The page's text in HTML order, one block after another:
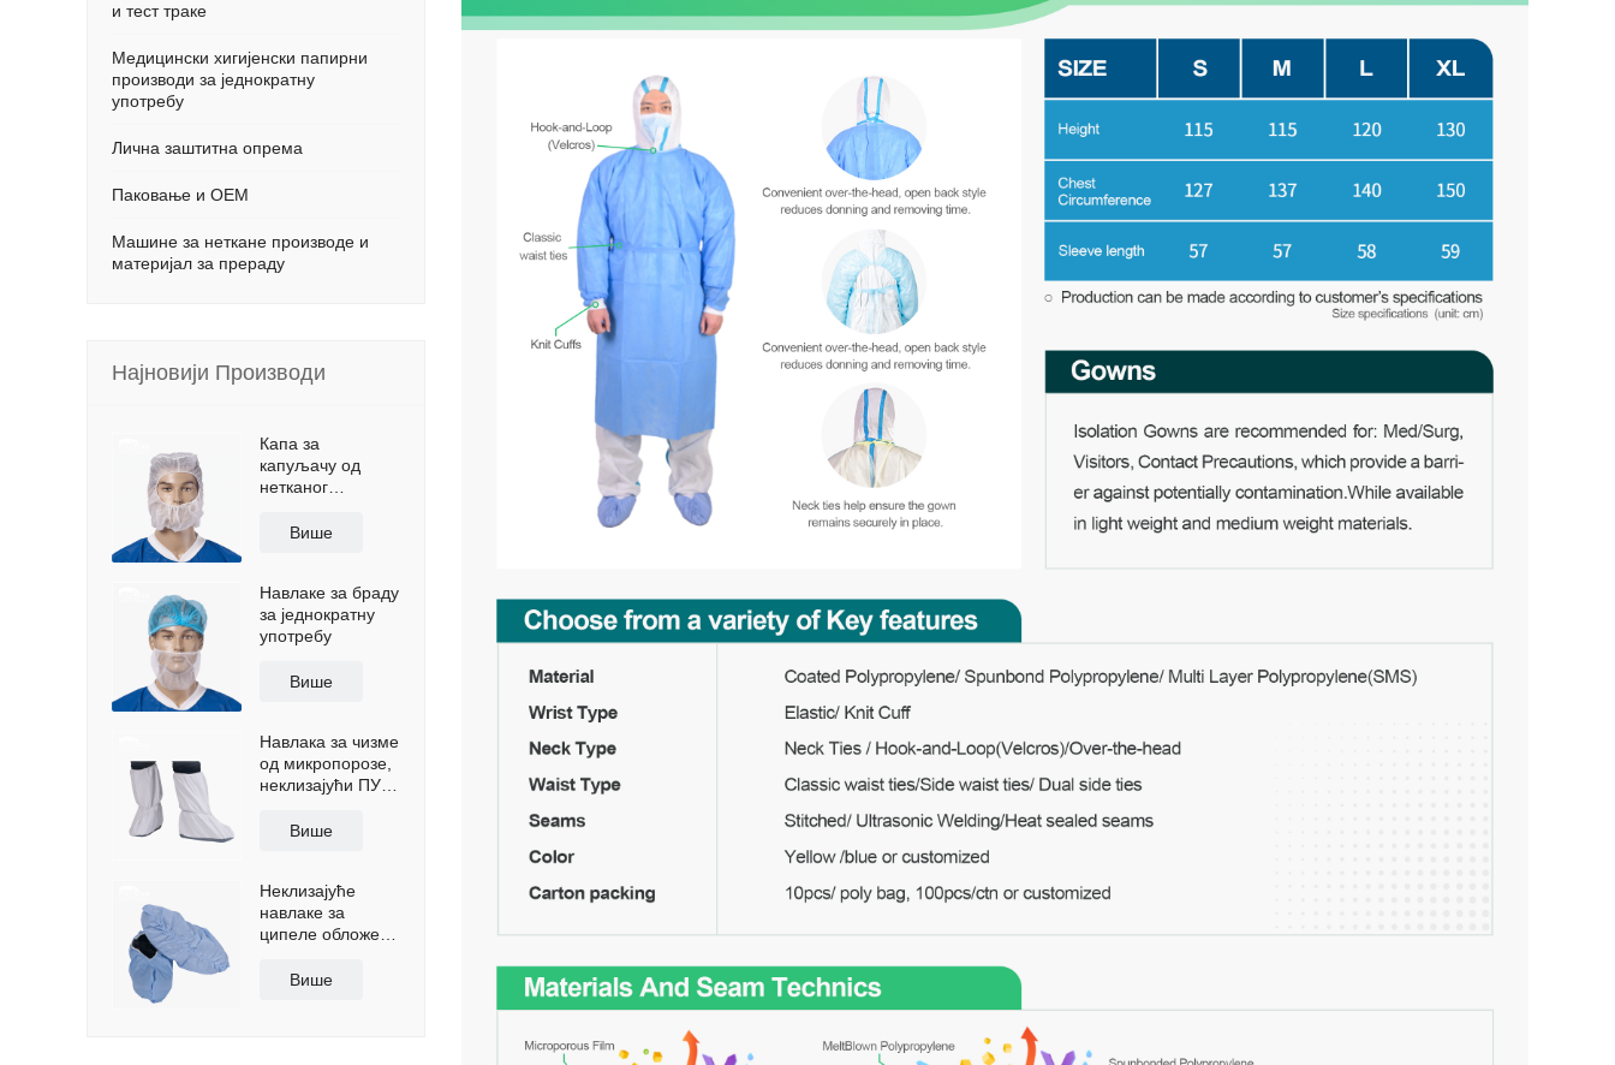
и тест траке
Медицински хигијенски папирни
производи за једнократну
употребу
Лична заштитна опрема
Паковање и ОЕМ
Машине за неткане производе и
материјал за прераду
Најновији Производи
Капа за
капуљачу од
нетканог
једнократну
Више
Навлаке за браду
за једнократну
употребу
Више
Навлака за чизме
од микропорозе,
неклизајући ПУ
Више
Неклизајуће
навлаке за
ципеле обложене
Више